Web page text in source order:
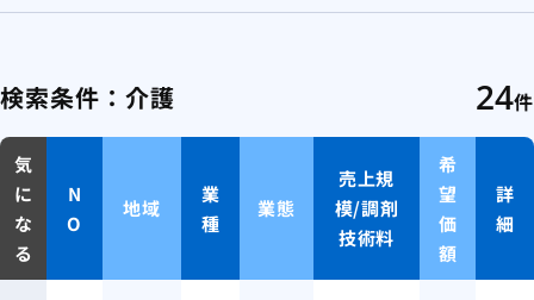
検索条件： 介護 24件
気
に
な
る
N
O
地域
業
種
業態
売上規
模/調剤
技術料
希
望
価
額
詳
細